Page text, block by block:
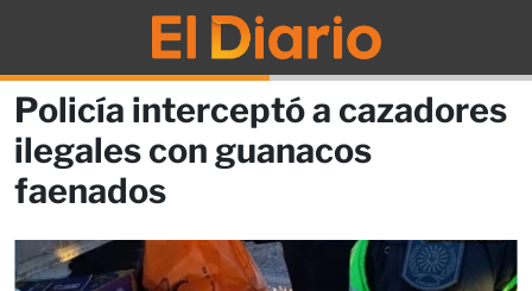
Policía interceptó a cazadores
ilegales con guanacos
faenados